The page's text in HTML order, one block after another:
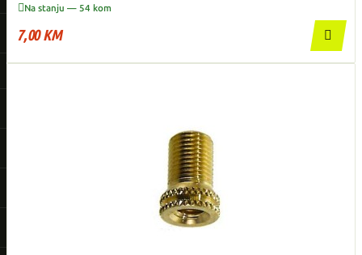
Na stanju — 54 kom
7,00 KM 